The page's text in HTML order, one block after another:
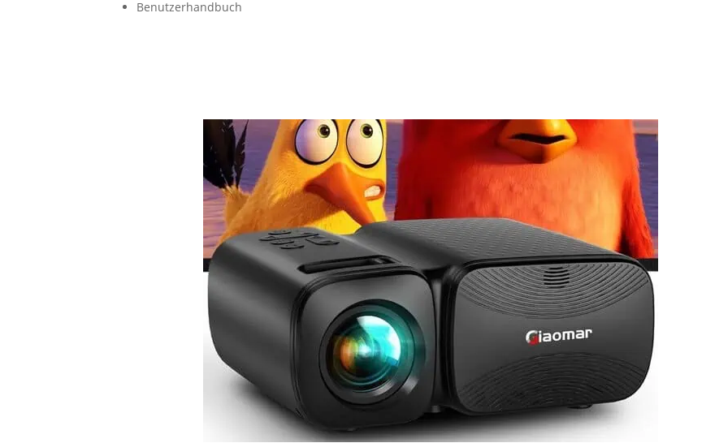
Benutzerhandbuch